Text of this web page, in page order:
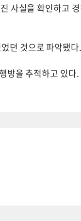
사실을 확인하고
던 것으로 파악됐다.
방을 추적하고 있다.